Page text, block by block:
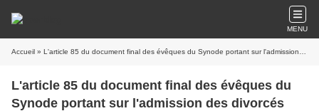
MENU
Accueil » L'article 85 du document final des évêques du Synode portant sur l'admission des divorcés "remariés" a été voté à une majorité des deux tiers
L'article 85 du document final des évêques du
Synode portant sur l'admission des divorcés